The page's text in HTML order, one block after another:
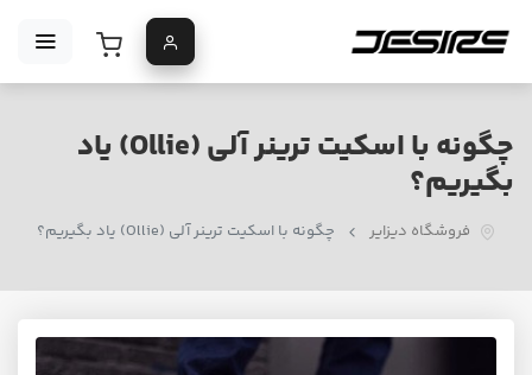
چگونه با اسکیت ترینر آلی (Ollie) یاد
بگیریم؟
فروشگاه دیزایر چگونه با اسکیت ترینر آلی (Ollie) یاد بگیریم؟